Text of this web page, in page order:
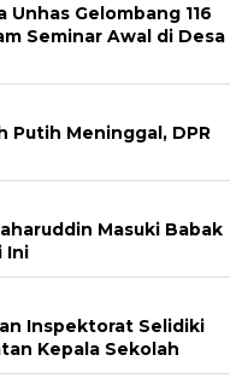
Unhas Gelombang 116
Seminar Awal di Desa
Putih Meninggal, DPR
Masuki Babak
Ini
Inspektorat Selidiki
Kepala Sekolah